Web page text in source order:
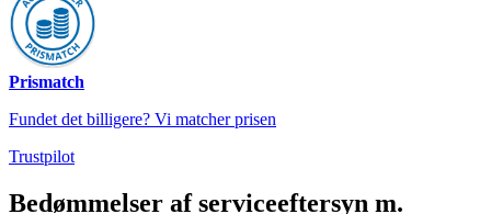
Prismatch
Fundet det billigere? Vi matcher prisen
Trustpilot
Bedømmelser af serviceeftersyn m.